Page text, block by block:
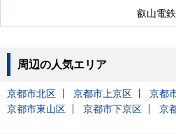
叡山電鉄
周辺の人気エリア
京都市北区 京都市上京区 京都
京都市東山区
京都市下京区 京